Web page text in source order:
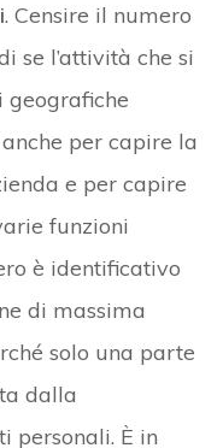
. Censire il numero
se l’attività che si
geografiche
per capire la
e per capire
funzioni
è identificativo
di massima
solo una parte
dalla
personali. È in